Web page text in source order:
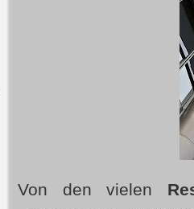
Von den vielen